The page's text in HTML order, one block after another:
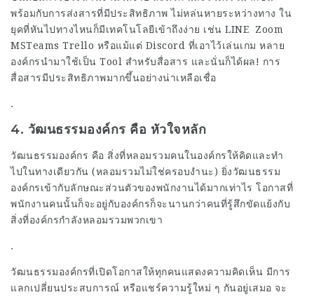
พร้อมกับการส่งสารที่มีประสิทธิภาพ ไม่หล่นหายระหว่างทาง ใน
ยุคที่หันไปทางไหนก็มีเทคโนโลยีเข้าถึงง่าย เช่น LINE Zoom
MSTeams Trello หรือแม้แต่ Discord ที่เอาไว้เล่นเกม หลาย
องค์กรนำมาใช้เป็น Tool สำหรับสื่อสาร และนั่นก็ได้ผล! การ
สื่อสารมีประสิทธิภาพมากขึ้นอย่างน่าเหลือเชื่อ
.
4. วัฒนธรรมองค์กร คือ หัวใจหลัก
วัฒนธรรมองค์กร คือ สิ่งที่หลอมรวมคนในองค์กรให้คิดและทำ
ไปในทางเดียวกัน (หลอมรวมไม่ใช่ครอบงำนะ) ยิ่งวัฒนธรรม
องค์กรเข้ากับลักษณะส่วนตัวของพนักงานได้มากเท่าไร โอกาสที่
พนักงานคนนั้นก็จะอยู่กับองค์กรก็จะนานกว่าคนที่รู้สึกขัดแย้งกับ
สิ่งที่องค์กรกำลังหลอมรวมพวกเขา
.
วัฒนธรรมองค์กรที่เปิดโอกาสให้ทุกคนแสดงความคิดเห็น มีการ
แลกเปลี่ยนประสบการณ์ หรือแชร์ความรู้ใหม่ ๆ กันอยู่เสมอ จะ